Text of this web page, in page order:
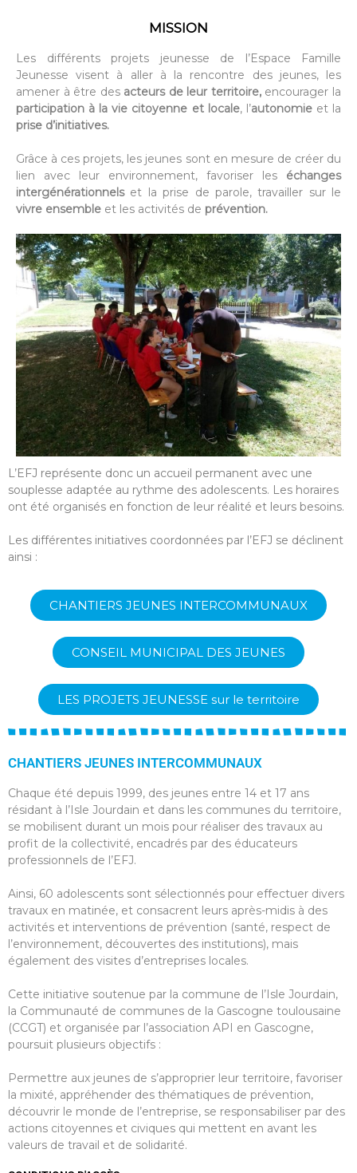
MISSION
Les différents projets jeunesse de l’Espace Famille
Jeunesse visent à aller à la rencontre des jeunes, les
amener à être des acteurs de leur territoire, encourager la
participation à la vie citoyenne et locale, l’autonomieet la
prise d’initiatives.
Grâce à ces projets, les jeunes sont en mesure de créer du
lien avec leur environnement, favoriser les échanges
intergénérationnelset la prise de parole, travailler sur le
vivre ensemble et les activités de prévention.
L’EFJ représente donc un accueil permanent avec une
souplesse adaptée au rythme des adolescents. Les horaires
ont été organisés en fonction de leur réalité et leurs besoins.
Les différentes initiatives coordonnées par l’EFJ se déclinent
ainsi :
CHANTIERS JEUNES INTERCOMMUNAUX
CONSEIL MUNICIPAL DES JEUNES
LES PROJETS JEUNESSE sur le territoire
CHANTIERS JEUNES INTERCOMMUNAUX
Chaque été depuis 1999, des jeunes entre 14 et 17 ans
résidant à l’Isle Jourdain et dans les communes du territoire,
se mobilisent durant un mois pour réaliser des travaux au
profit de la collectivité, encadrés par des éducateurs
professionnels de l’EFJ.
Ainsi, 60 adolescents sont sélectionnés pour effectuer divers
travaux en matinée, et consacrent leurs après-midis à des
activités et interventions de prévention (santé, respect de
l’environnement, découvertes des institutions), mais
également des visites d’entreprises locales.
Cette initiative soutenue par la commune de l’Isle Jourdain,
la Communauté de communes de la Gascogne toulousaine
(CCGT) et organisée par l’association API en Gascogne,
poursuit plusieurs objectifs :
Permettre aux jeunes de s’approprier leur territoire, favoriser
la mixité, appréhender des thématiques de prévention,
découvrir le monde de l’entreprise, se responsabiliser par des
actions citoyennes et civiques qui mettent en avant les
valeurs de travail et de solidarité.